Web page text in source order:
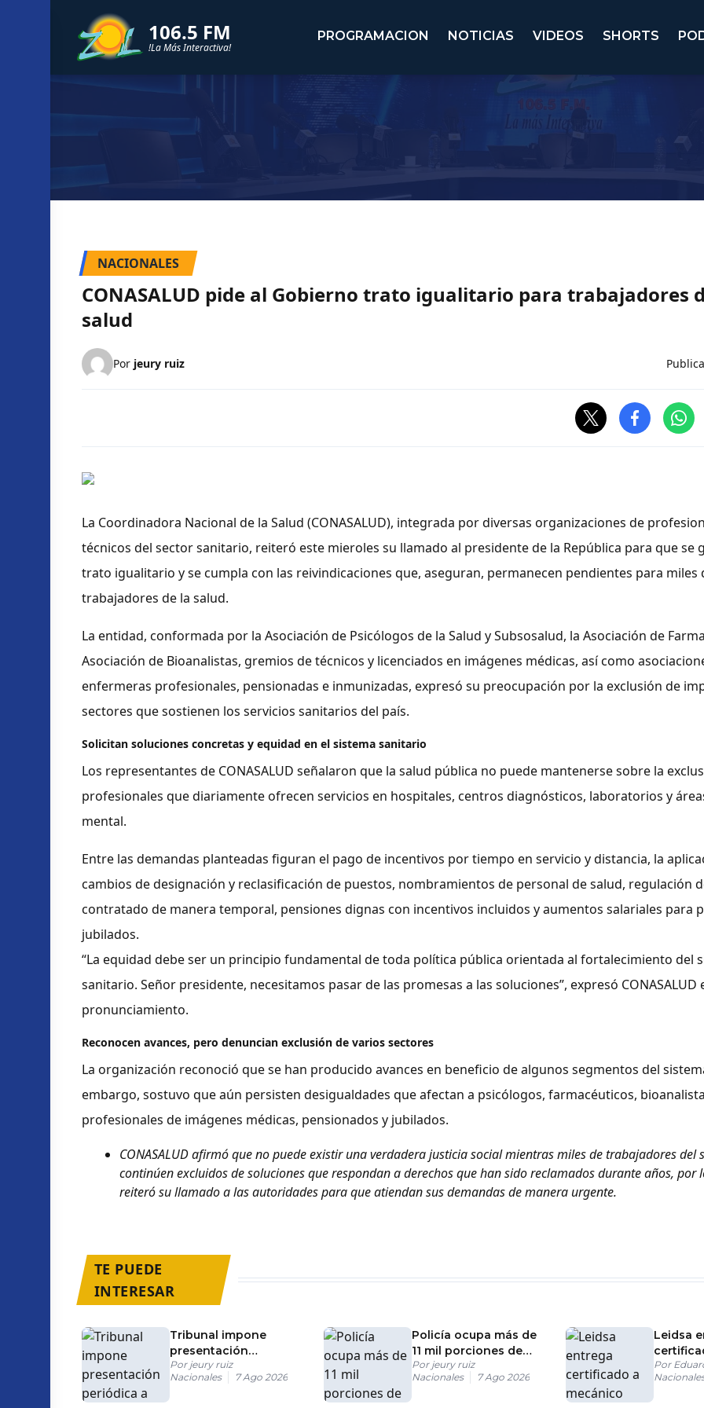
106.5 FM
!La Más Interactiva!
PROGRAMACION NOTICIAS VIDEOS SHORTS
NACIONALES
CONASALUD pide al Gobierno trato igualitario para trabajadores
salud
Por jeury ruiz
La Coordinadora Nacional de la Salud (CONASALUD), integrada por diversas organizaciones de
técnicos del sector sanitario, reiteró este mieroles su llamado al presidente de la República para que se
trato igualitario y se cumpla con las reivindicaciones que, aseguran, permanecen pendientes para miles
trabajadores de la salud.
La entidad, conformada por la Asociación de Psicólogos de la Salud y Subsosalud, la Asociación de
Asociación de Bioanalistas, gremios de técnicos y licenciados en imágenes médicas, así como
enfermeras profesionales, pensionadas e inmunizadas, expresó su preocupación por la exclusión de
sectores que sostienen los servicios sanitarios del país.
Solicitan soluciones concretas y equidad en el sistema sanitario
Los representantes de CONASALUD señalaron que la salud pública no puede mantenerse sobre la
profesionales que diariamente ofrecen servicios en hospitales, centros diagnósticos, laboratorios y
mental.
Entre las demandas planteadas figuran el pago de incentivos por tiempo en servicio y distancia, la
cambios de designación y reclasificación de puestos, nombramientos de personal de salud, regulación
contratado de manera temporal, pensiones dignas con incentivos incluidos y aumentos salariales para
jubilados.
“La equidad debe ser un principio fundamental de toda política pública orientada al fortalecimiento del
sanitario. Señor presidente, necesitamos pasar de las promesas a las soluciones”, expresó CONASALUD
pronunciamiento.
Reconocen avances, pero denuncian exclusión de varios sectores
La organización reconoció que se han producido avances en beneficio de algunos segmentos del
embargo, sostuvo que aún persisten desigualdades que afectan a psicólogos, farmacéuticos,
profesionales de imágenes médicas, pensionados y jubilados.
CONASALUD afirmó que no puede existir una verdadera justicia social mientras miles de trabajadores del
continúen excluidos de soluciones que respondan a derechos que han sido reclamados durante años, por
reiteró su llamado a las autoridades para que atiendan sus demandas de manera urgente.
TE PUEDE
INTERESAR
Tribunal impone
presentación
periódica a hombre
procesado tras
Por jeury ruiz
Nacionales
7 Ago 2026
Policía ocupa más de
11 mil porciones de
presunta drogas en
SDN
Por jeury ruiz
Nacionales
7 Ago 2026
Leidsa
Por